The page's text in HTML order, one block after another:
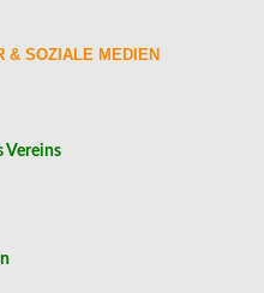
& SOZIALE MEDIEN
Vereins